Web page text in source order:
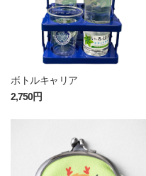
ボトルキャリア
2,750円